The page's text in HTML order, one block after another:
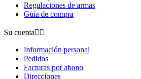
Regulaciones de armas
Guía de compra
Su cuenta 
Información personal
Pedidos
Facturas por abono
Direcciones